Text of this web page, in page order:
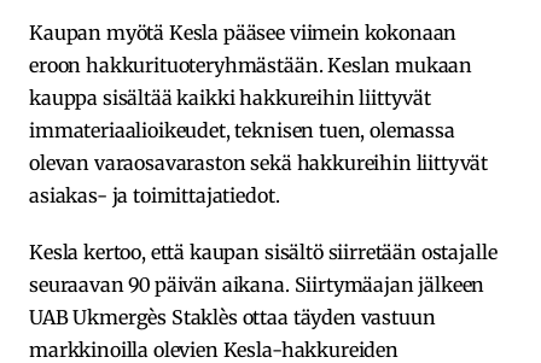
Kaupan myötä Kesla pääsee viimein kokonaan
eroon hakkurituoteryhmästään. Keslan mukaan
kauppa sisältää kaikki hakkureihin liittyvät
immateriaalioikeudet, teknisen tuen, olemassa
olevan varaosavaraston sekä hakkureihin liittyvät
asiakas- ja toimittajatiedot.
Kesla kertoo, että kaupan sisältö siirretään ostajalle
seuraavan 90 päivän aikana. Siirtymäajan jälkeen
UAB Ukmergès Staklès ottaa täyden vastuun
markkinoilla olevien Kesla-hakkureiden